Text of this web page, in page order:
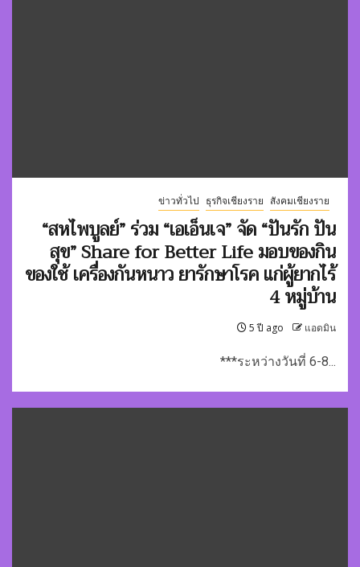
ข่าวทั่วไป ธุรกิจเชียงราย สังคมเชียงราย
“สหไพบูลย์” ร่วม “เอเอ็นเจ” จัด “ปันรัก ปัน
สุข” Share for Better Life มอบของกิน
ของใช้ เครื่องกันหนาว ยารักษาโรค แก่ผู้ยากไร้
4 หมู่บ้าน
5 ปี ago แอดมิน
***ระหว่างวันที่ 6-8...